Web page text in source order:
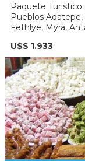
Paquete Turistico
Pueblos
Fethlye, Myra,
U$S 1.933